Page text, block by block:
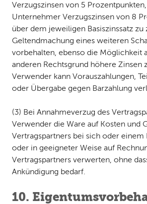
Verzugszinsen von 5
Unternehmer Verzugszinsen von 8
über dem jeweiligen Basiszinssatz zu
Geltendmachung eines weiteren
vorbehalten, ebenso die Möglichkeit
anderen Rechtsgrund höhere Zinsen
Verwender kann Vorauszahlungen,
oder Übergabe gegen Barzahlung
(3) Bei Annahmeverzug des
Verwender die Ware auf Kosten und
Vertragspartners bei sich oder einem
oder in geeigneter Weise auf
Vertragspartners verwerten, ohne
Ankündigung bedarf.
10.